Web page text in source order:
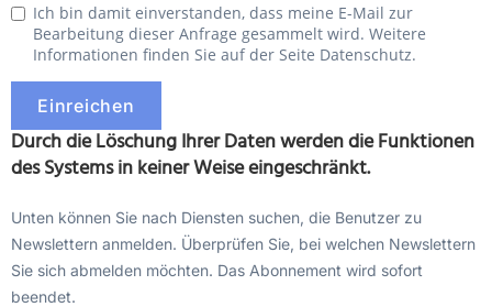
Ich bin damit einverstanden, dass meine E-Mail zur
Bearbeitung dieser Anfrage gesammelt wird. Weitere
Informationen finden Sie auf der Seite Datenschutz.
Durch die Löschung Ihrer Daten werden die Funktionen
des Systems in keiner Weise eingeschränkt.
Unten können Sie nach Diensten suchen, die Benutzer zu
Newslettern anmelden. Überprüfen Sie, bei welchen Newslettern
Sie sich abmelden möchten. Das Abonnement wird sofort
beendet.